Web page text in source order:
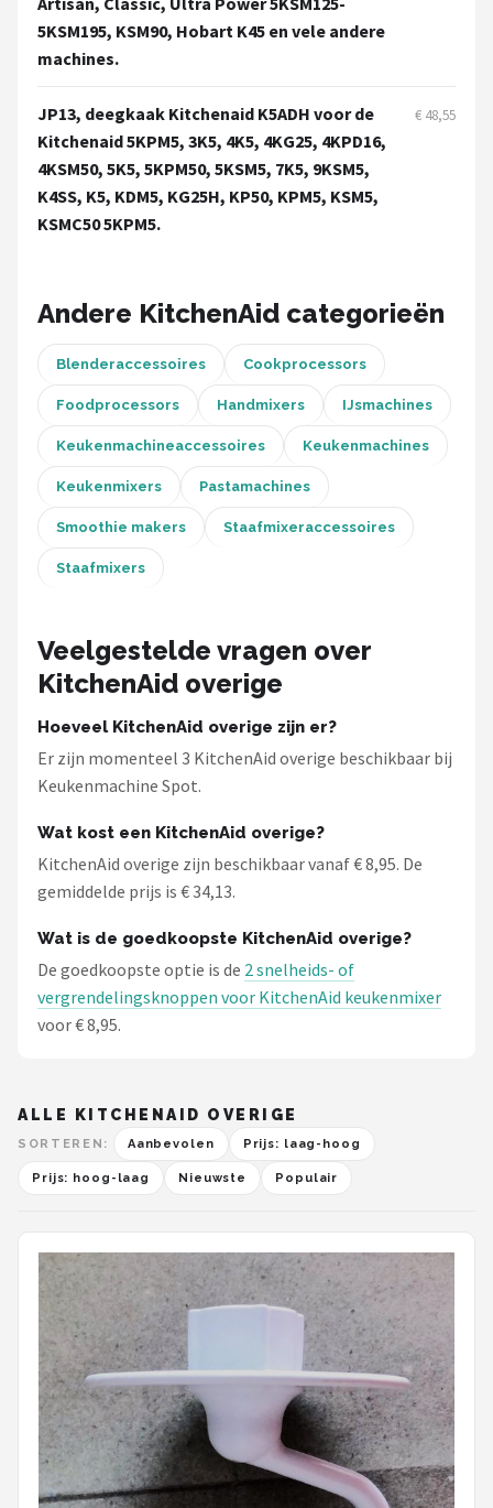
Bartscher
Nutribullet
KitchenBrothers
Philips
5KSM195, KSM90, Hobart K45 en vele andere
machines.
JP13, deegkaak Kitchenaid K5ADH voor de
Kitchenaid 5KPM5, 3K5, 4K5, 4KG25, 4KPD16,
4KSM50, 5K5, 5KPM50, 5KSM5, 7K5, 9KSM5,
K4SS, K5, KDM5, KG25H, KP50, KPM5, KSM5,
KSMC50 5KPM5.
€ 48,55
Andere KitchenAid categorieën
Blenderaccessoires Cookprocessors
Foodprocessors Handmixers IJsmachines
Keukenmachineaccessoires Keukenmachines
Keukenmixers Pastamachines
Smoothie makers Staafmixeraccessoires
Staafmixers
Veelgestelde vragen over
KitchenAid overige
Hoeveel KitchenAid overige zijn er?
Er zijn momenteel 3 KitchenAid overige beschikbaar bij
Keukenmachine Spot.
Wat kost een KitchenAid overige?
KitchenAid overige zijn beschikbaar vanaf € 8,95. De
gemiddelde prijs is € 34,13.
Wat is de goedkoopste KitchenAid overige?
De goedkoopste optie is de 2 snelheids- of
vergrendelingsknoppen voor KitchenAid keukenmixer
voor € 8,95.
ALLE KITCHENAID OVERIGE
SORTEREN: Aanbevolen Prijs: laag-hoog
Prijs: hoog-laag Nieuwste Populair